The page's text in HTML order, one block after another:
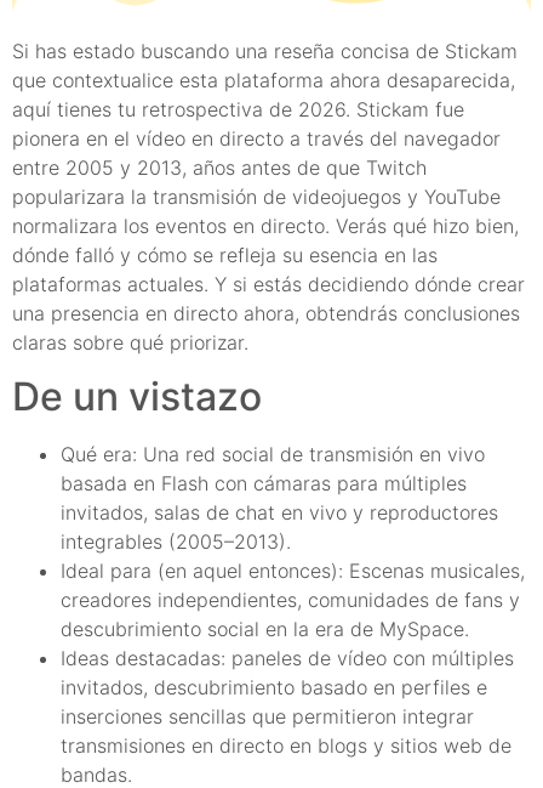
Si has estado buscando una reseña concisa de Stickam
que contextualice esta plataforma ahora desaparecida,
aquí tienes tu retrospectiva de 2026. Stickam fue
pionera en el vídeo en directo a través del navegador
entre 2005 y 2013, años antes de que Twitch
popularizara la transmisión de videojuegos y YouTube
normalizara los eventos en directo. Verás qué hizo bien,
dónde falló y cómo se refleja su esencia en las
plataformas actuales. Y si estás decidiendo dónde crear
una presencia en directo ahora, obtendrás conclusiones
claras sobre qué priorizar.
De un vistazo
Qué era: Una red social de transmisión en vivo
basada en Flash con cámaras para múltiples
invitados, salas de chat en vivo y reproductores
integrables (2005–2013).
Ideal para (en aquel entonces): Escenas musicales,
creadores independientes, comunidades de fans y
descubrimiento social en la era de MySpace.
Ideas destacadas: paneles de vídeo con múltiples
invitados, descubrimiento basado en perfiles e
inserciones sencillas que permitieron integrar
transmisiones en directo en blogs y sitios web de
bandas.